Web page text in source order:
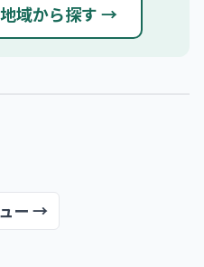
域から探す →
ー →